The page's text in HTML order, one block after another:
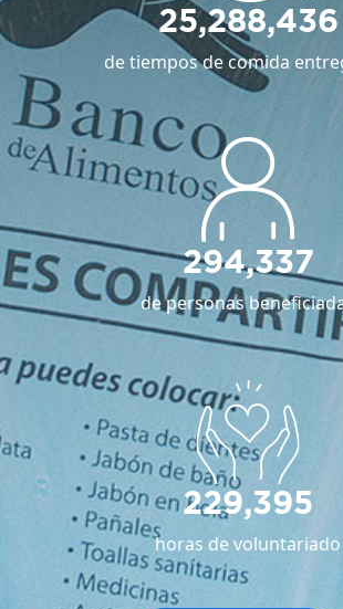
25,288,436
de tiempos de comida
294,337
de personas
229,395
horas de voluntariado